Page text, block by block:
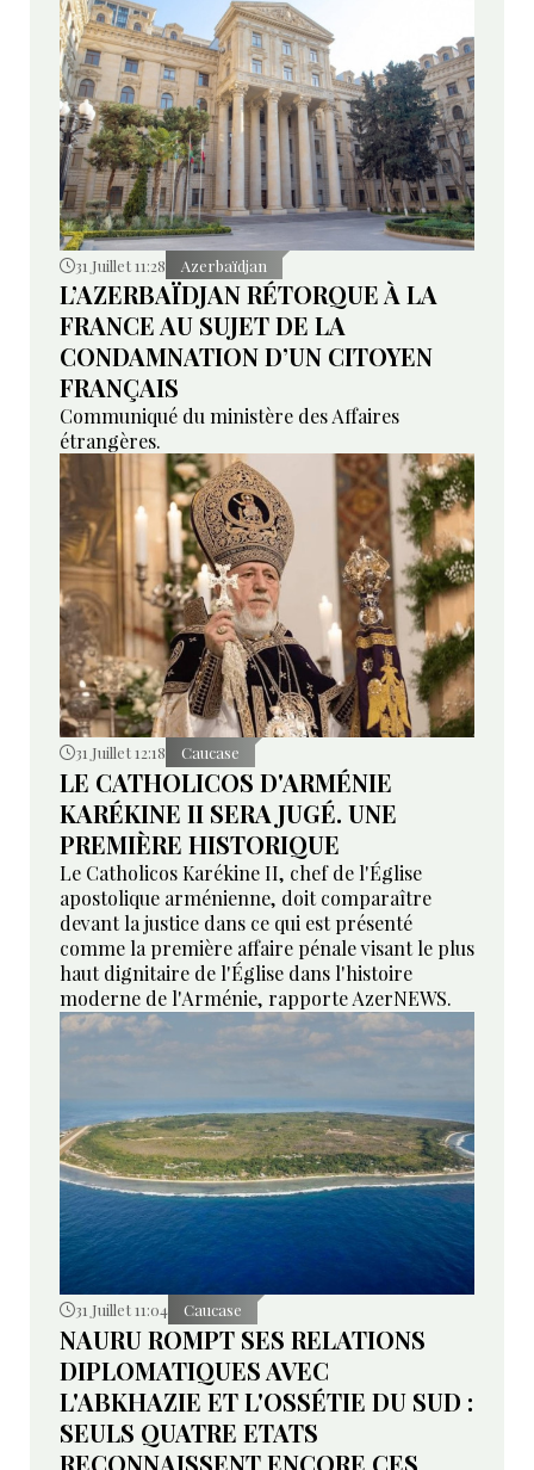
31 Juillet 11:28 Azerbaïdjan
L’AZERBAÏDJAN RÉTORQUE À LA
FRANCE AU SUJET DE LA
CONDAMNATION D’UN CITOYEN
FRANÇAIS
Communiqué du ministère des Affaires
étrangères.
31 Juillet 12:18 Caucase
LE CATHOLICOS D'ARMÉNIE
KARÉKINE II SERA JUGÉ. UNE
PREMIÈRE HISTORIQUE
Le Catholicos Karékine II, chef de l'Église
apostolique arménienne, doit comparaître
devant la justice dans ce qui est présenté
comme la première affaire pénale visant le plus
haut dignitaire de l'Église dans l'histoire
moderne de l'Arménie, rapporte AzerNEWS.
31 Juillet 11:04 Caucase
NAURU ROMPT SES RELATIONS
DIPLOMATIQUES AVEC
L'ABKHAZIE ET L'OSSÉTIE DU SUD :
SEULS QUATRE ETATS
RECONNAISSENT ENCORE CES